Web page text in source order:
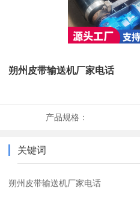
朔州皮带输送机厂家电话
产品规格：
关键词
朔州皮带输送机厂家电话